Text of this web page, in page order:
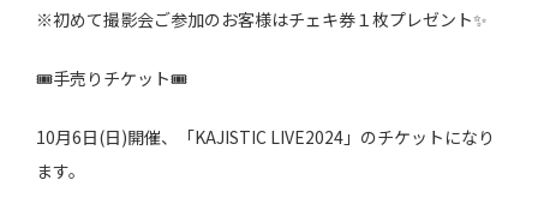
※初めて撮影会ご参加のお客様はチェキ券１枚プレゼント✨
🎟手売りチケット🎟
10月6日(日)開催、「KAJISTIC LIVE2024」のチケットになり
ます。